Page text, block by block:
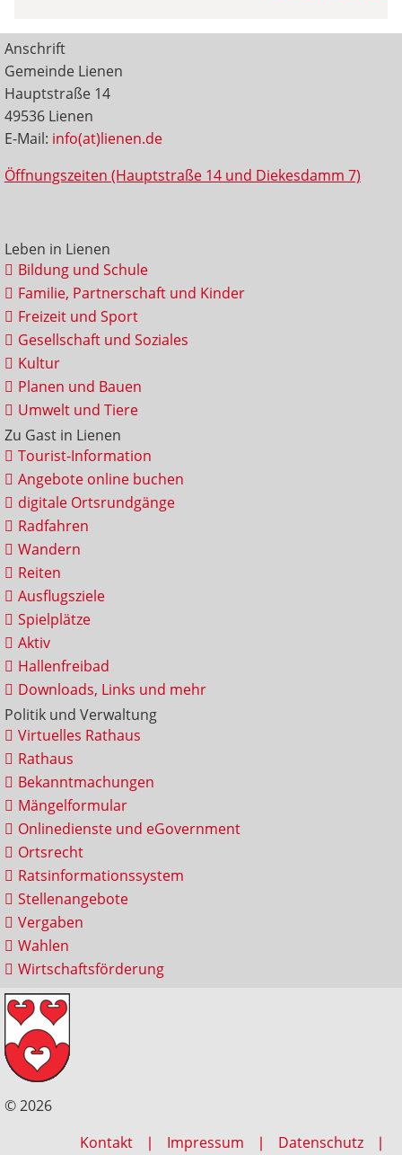
Anschrift
Gemeinde Lienen
Hauptstraße 14
49536 Lienen
E-Mail: info(at)lienen.de
Öffnungszeiten (Hauptstraße 14 und Diekesdamm 7)
Leben in Lienen
Bildung und Schule
Familie, Partnerschaft und Kinder
Freizeit und Sport
Gesellschaft und Soziales
Kultur
Planen und Bauen
Umwelt und Tiere
Zu Gast in Lienen
Tourist-Information
Angebote online buchen
digitale Ortsrundgänge
Radfahren
Wandern
Reiten
Ausflugsziele
Spielplätze
Aktiv
Hallenfreibad
Downloads, Links und mehr
Politik und Verwaltung
Virtuelles Rathaus
Rathaus
Bekanntmachungen
Mängelformular
Onlinedienste und eGovernment
Ortsrecht
Ratsinformationssystem
Stellenangebote
Vergaben
Wahlen
Wirtschaftsförderung
© 2026
Kontakt
Impressum Datenschutz